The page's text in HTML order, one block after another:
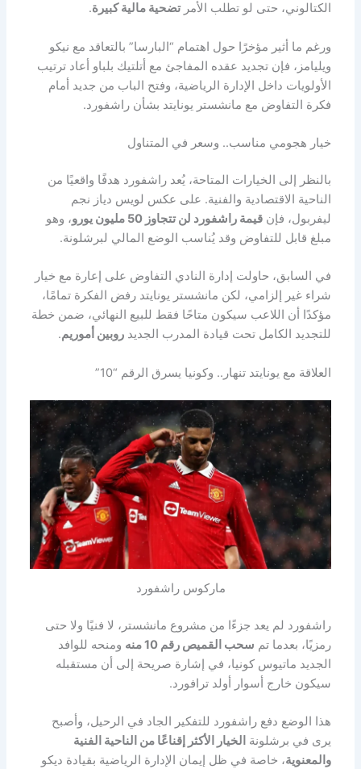
الكتالوني، حتى لو تطلب الأمرتضحية مالية كبيرة.
ورغم ما أثير مؤخرًا حول اهتمام “البارسا” بالتعاقد مع نيكو
ويليامز، فإن تجديد عقده المفاجئ مع أتلتيك بلباو أعاد ترتيب
الأولويات داخل الإدارة الرياضية، وفتح الباب من جديد أمام
فكرة التفاوض مع مانشستر يونايتد بشأن راشفورد.
خيار هجومي مناسب.. وسعر في المتناول
بالنظر إلى الخيارات المتاحة، يُعد راشفورد هدفًا واقعيًا من
الناحية الاقتصادية والفنية. على عكس لويس دياز نجم
ليفربول، فإنقيمة راشفورد لن تتجاوز 50 مليون يورو
، وهو
مبلغ قابل للتفاوض وقد يُناسب الوضع المالي لبرشلونة.
في السابق، حاولت إدارة النادي التفاوض على إعارة مع خيار
شراء غير إلزامي، لكن مانشستر يونايتد رفض الفكرة تمامًا،
مؤكدًا أن اللاعب سيكون متاحًا فقط للبيع النهائي، ضمن خطة
للتجديد الكامل تحت قيادة المدرب الجديدروبين أموريم.
العلاقة مع يونايتد تنهار.. وكونيا يسرق الرقم “10”
ماركوس راشفورد
راشفورد لم يعد جزءًا من مشروع مانشستر، لا فنيًا ولا حتى
رمزيًا، بعدما تم سحب القميص رقم 10 منه
ومنحه للوافد
الجديد ماتيوس كونيا، في إشارة صريحة إلى أن مستقبله
سيكون خارج أسوار أولد ترافورد.
هذا الوضع دفع راشفورد للتفكير الجاد في الرحيل، وأصبح
يرى في برشلونة الخيار الأكثر إقناعًا من الناحية الفنية
والمعنوية، خاصة في ظل إيمان الإدارة الرياضية بقيادة ديكو